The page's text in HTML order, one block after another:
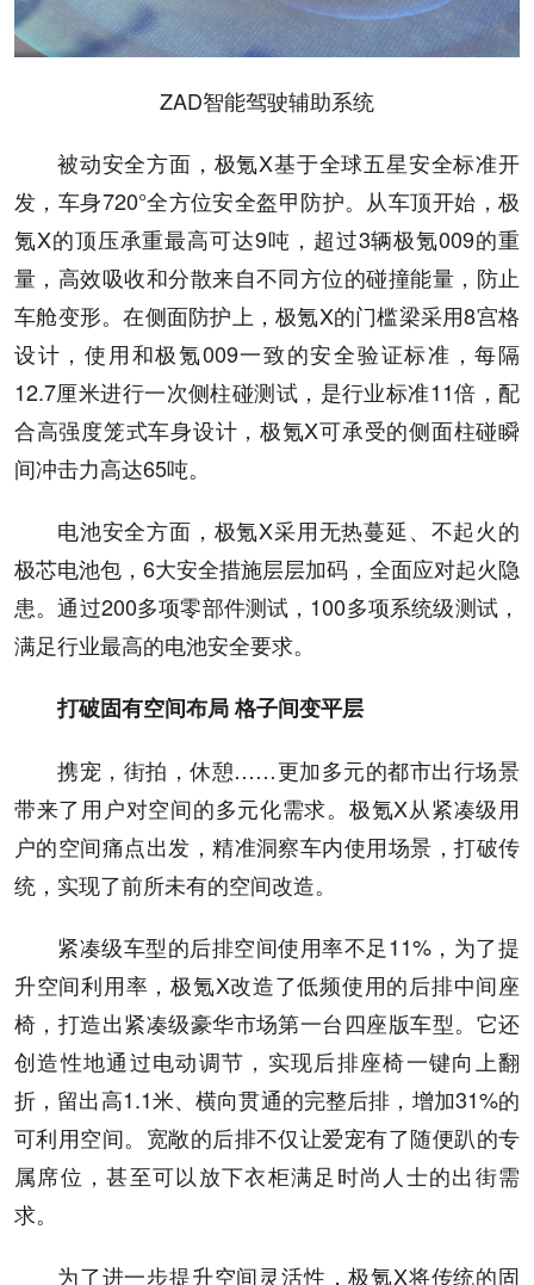
ZAD智能驾驶辅助系统
被动安全方面，极氪X基于全球五星安全标准开
发，车身720°全方位安全盔甲防护。从车顶开始，极
氪X的顶压承重最高可达9吨，超过3辆极氪009的重
量，高效吸收和分散来自不同方位的碰撞能量，防止
车舱变形。在侧面防护上，极氪X的门槛梁采用8宫格
设计，使用和极氪009一致的安全验证标准，每隔
12.7厘米进行一次侧柱碰测试，是行业标准11倍，配
合高强度笼式车身设计，极氪X可承受的侧面柱碰瞬
间冲击力高达65吨。
电池安全方面，极氪X采用无热蔓延、不起火的
极芯电池包，6大安全措施层层加码，全面应对起火隐
患。通过200多项零部件测试，100多项系统级测试，
满足行业最高的电池安全要求。
打破固有空间布局 格子间变平层
携宠，街拍，休憩……更加多元的都市出行场景
带来了用户对空间的多元化需求。极氪X从紧凑级用
户的空间痛点出发，精准洞察车内使用场景，打破传
统，实现了前所未有的空间改造。
紧凑级车型的后排空间使用率不足11%，为了提
升空间利用率，极氪X改造了低频使用的后排中间座
椅，打造出紧凑级豪华市场第一台四座版车型。它还
创造性地通过电动调节，实现后排座椅一键向上翻
折，留出高1.1米、横向贯通的完整后排，增加31%的
可利用空间。宽敞的后排不仅让爱宠有了随便趴的专
属席位，甚至可以放下衣柜满足时尚人士的出街需
求。
为了进一步提升空间灵活性，极氪X将传统的固